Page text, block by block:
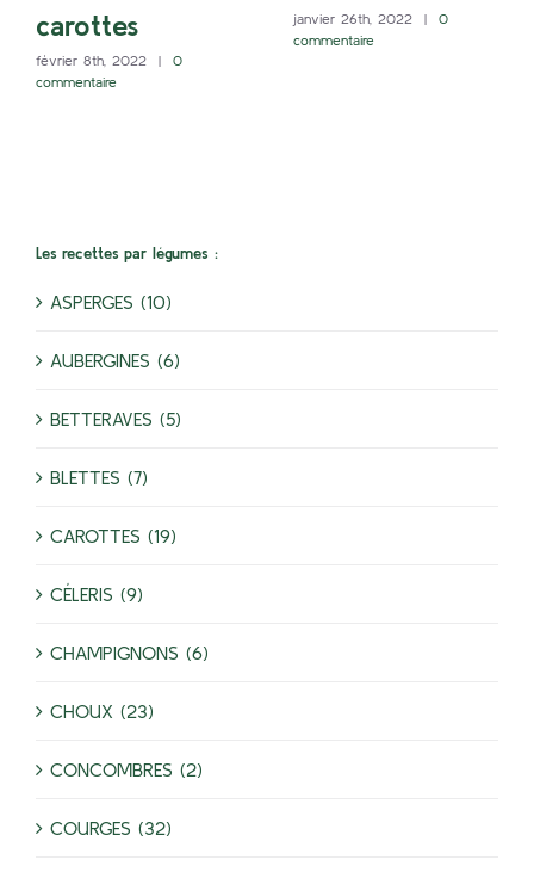
carottes
février 8th, 2022 |
0
commentaire
janvier 26th, 2022 |
0
commentaire
Les recettes par légumes :
ASPERGES (10)
AUBERGINES (6)
BETTERAVES (5)
BLETTES (7)
CAROTTES (19)
CÉLERIS (9)
CHAMPIGNONS (6)
CHOUX (23)
CONCOMBRES (2)
COURGES (32)